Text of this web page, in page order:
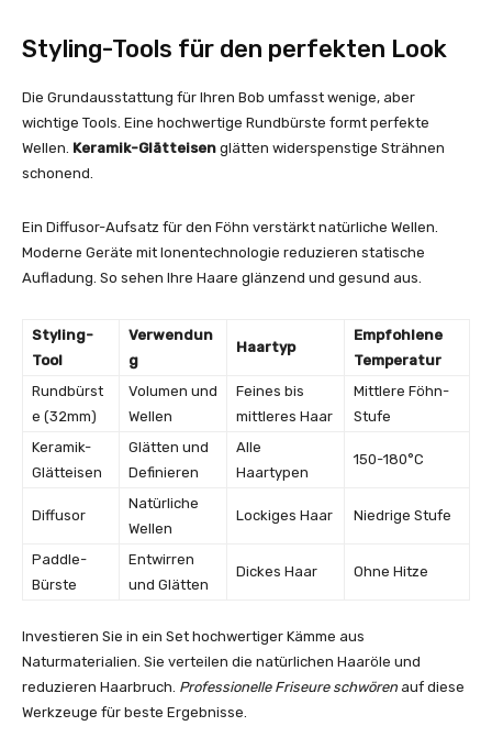
Styling-Tools für den perfekten Look
Die Grundausstattung für Ihren Bob umfasst wenige, aber
wichtige Tools. Eine hochwertige Rundbürste formt perfekte
Wellen. Keramik-Glätteisen glätten widerspenstige Strähnen
schonend.
Ein Diffusor-Aufsatz für den Föhn verstärkt natürliche Wellen.
Moderne Geräte mit Ionentechnologie reduzieren statische
Aufladung. So sehen Ihre Haare glänzend und gesund aus.
Styling-
Tool
Verwendun
g
Haartyp
Empfohlene
Temperatur
Rundbürst
e (32mm)
Volumen und
Wellen
Feines bis
mittleres Haar
Mittlere Föhn-
Stufe
Keramik-
Glätteisen
Glätten und
Definieren
Alle
Haartypen
150-180°C
Diffusor
Natürliche
Wellen
Lockiges Haar Niedrige Stufe
Paddle-
Bürste
Entwirren
und Glätten
Dickes Haar Ohne Hitze
Investieren Sie in ein Set hochwertiger Kämme aus
Naturmaterialien. Sie verteilen die natürlichen Haaröle und
reduzieren Haarbruch. Professionelle Friseure schwören auf diese
Werkzeuge für beste Ergebnisse.